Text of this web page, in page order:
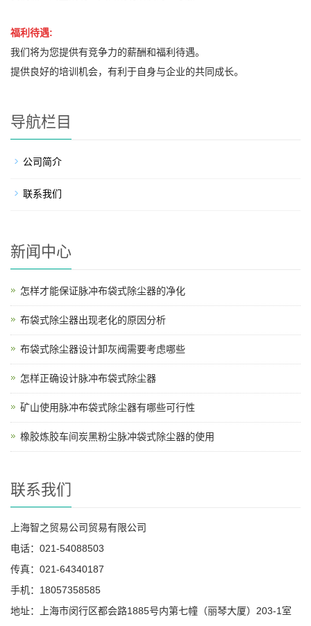
福利待遇:
我们将为您提供有竞争力的薪酬和福利待遇。
提供良好的培训机会，有利于自身与企业的共同成长。
导航栏目
公司简介
联系我们
新闻中心
怎样才能保证脉冲布袋式除尘器的净化
布袋式除尘器出现老化的原因分析
布袋式除尘器设计卸灰阀需要考虑哪些
怎样正确设计脉冲布袋式除尘器
矿山使用脉冲布袋式除尘器有哪些可行性
橡胶炼胶车间炭黑粉尘脉冲袋式除尘器的使用
联系我们
上海智之贸易公司贸易有限公司
电话：021-54088503
传真：021-64340187
手机：18057358585
地址：上海市闵行区都会路1885号内第七幢（丽琴大厦）203-1室